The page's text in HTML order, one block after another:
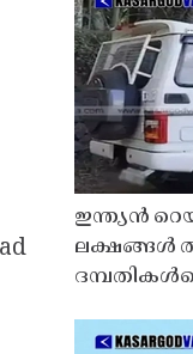
ഇന്ത്യൻ
ലക്ഷങ്ങൾ